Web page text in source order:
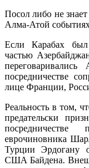
Посол либо не
Алма-Атой
Если Карабах был
частью
посредничестве
лице Франции,
Реальность в том,
предательски
еврочиновника
Турции Эрдогану
США Байдена.